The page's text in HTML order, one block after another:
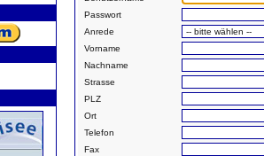
Passwort
Anrede
Vorname
Nachname
Strasse
PLZ
Ort
Telefon
Fax